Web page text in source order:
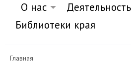
О нас Деятельность
Библиотеки края
Главная